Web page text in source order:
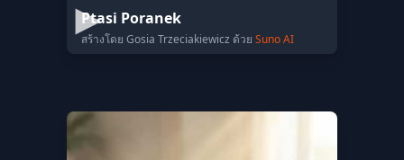
Ptasi Poranek
สร้างโดย Gosia Trzeciakiewicz ด้วย Suno AI